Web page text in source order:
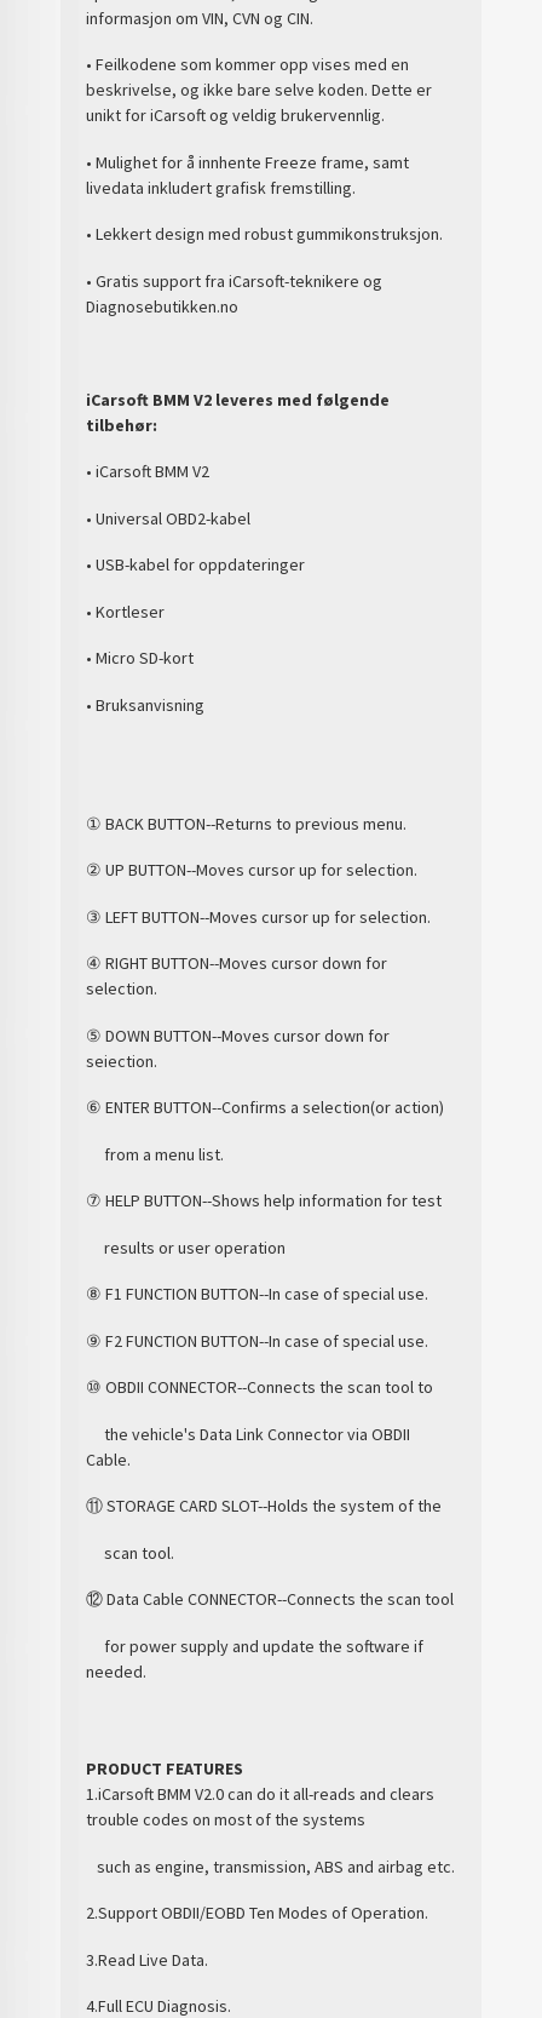
informasjon om VIN, CVN og CIN.
• Feilkodene som kommer opp vises med en
beskrivelse, og ikke bare selve koden. Dette er
unikt for iCarsoft og veldig brukervennlig.
• Mulighet for å innhente Freeze frame, samt
livedata inkludert grafisk fremstilling.
• Lekkert design med robust gummikonstruksjon.
• Gratis support fra iCarsoft-teknikere og
Diagnosebutikken.no
iCarsoft BMM V2 leveres med følgende
tilbehør:
• iCarsoft BMM V2
• Universal OBD2-kabel
• USB-kabel for oppdateringer
• Kortleser
• Micro SD-kort
• Bruksanvisning
① BACK BUTTON--Returns to previous menu.
② UP BUTTON--Moves cursor up for selection.
③ LEFT BUTTON--Moves cursor up for selection.
④ RIGHT BUTTON--Moves cursor down for
selection.
⑤ DOWN BUTTON--Moves cursor down for
seiection.
⑥ ENTER BUTTON--Confirms a selection(or action)
from a menu list.
⑦ HELP BUTTON--Shows help information for test
results or user operation
⑧ F1 FUNCTION BUTTON--In case of special use.
⑨ F2 FUNCTION BUTTON--In case of special use.
⑩ OBDII CONNECTOR--Connects the scan tool to
the vehicle's Data Link Connector via OBDII
Cable.
⑪ STORAGE CARD SLOT--Holds the system of the
scan tool.
⑫ Data Cable CONNECTOR--Connects the scan tool
for power supply and update the software if
needed.
PRODUCT FEATURES
1.iCarsoft BMM V2.0 can do it all-reads and clears
trouble codes on most of the systems
such as engine, transmission, ABS and airbag etc.
2.Support OBDII/EOBD Ten Modes of Operation.
3.Read Live Data.
4.Full ECU Diagnosis.